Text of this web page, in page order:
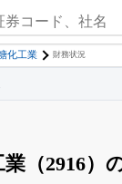
化工業 財務状況
（2916）